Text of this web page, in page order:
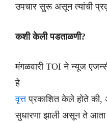
उपचार सुरू असून त्यांची
कशी केली पडताळणी?
मंगळवारी TOI ने न्यूज
हे
वृत्तप्रकाशित केले होते की,
सुधारणा झाली असून ते आता